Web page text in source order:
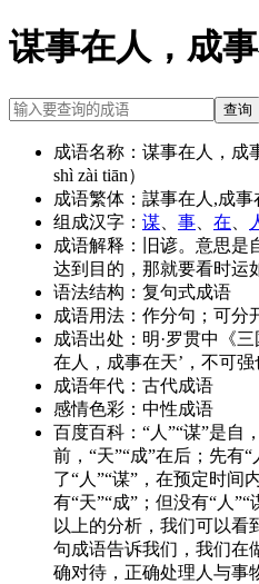
谋事在人，成
查询
成语名称： 谋事在人，成
shì zài tiān）
成语繁体： 謀事在人,成事
组成汉字： 谋 事 在
成语解释：
旧谚。意思
达到目的，那就要看时运
语法结构： 复句式成语
成语用法： 作分句；可分
成语出处： 明·罗贯中《
在人，成事在天’，不可强
成语年代： 古代成语
感情色彩： 中性成语
百度百科： “人”“谋”是自
前，“天”“成”在后；先有“
了“人”“谋”，在预定时间
有“天”“成”；但没有“人
以上的分析，我们可以看
句成语告诉我们，我们在
确对待，正确处理人与事